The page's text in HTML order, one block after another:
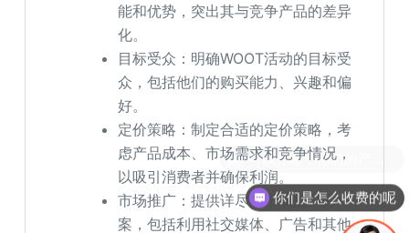
能和优势，突出其与竞争产品的差异
化。
目标受众：明确WOOT活动的目标受
众，包括他们的购买能力、兴趣和偏
好。
定价策略：制定合适的定价策略，考
虑产品成本、市场需求和竞争情况，
以吸引消费者并确保利润。
市场推广：提供详尽的市场推广方
案，包括利用社交媒体、广告和其他
你们是怎么收费的呢